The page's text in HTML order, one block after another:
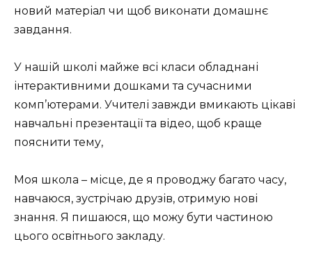
новий матеріал чи щоб виконати домашнє
завдання.
У нашій школі майже всі класи обладнані
інтерактивними дошками та сучасними
комп’ютерами. Учителі завжди вмикають цікаві
навчальні презентації та відео, щоб краще
пояснити тему,
Моя школа – місце, де я проводжу багато часу,
навчаюся, зустрічаю друзів, отримую нові
знання. Я пишаюся, що можу бути частиною
цього освітнього закладу.